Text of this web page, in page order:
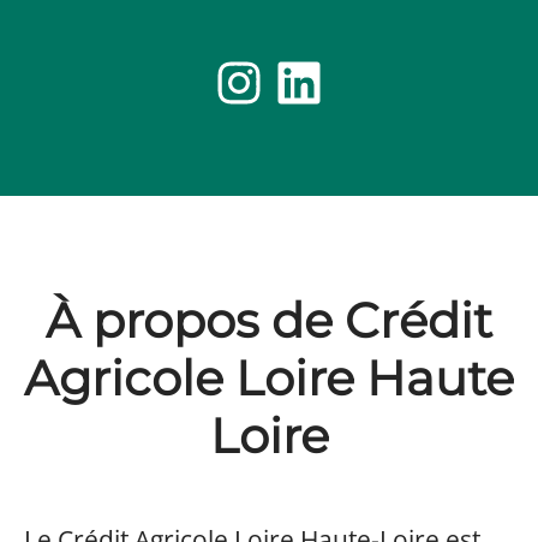
À propos de Crédit
Agricole Loire Haute
Loire